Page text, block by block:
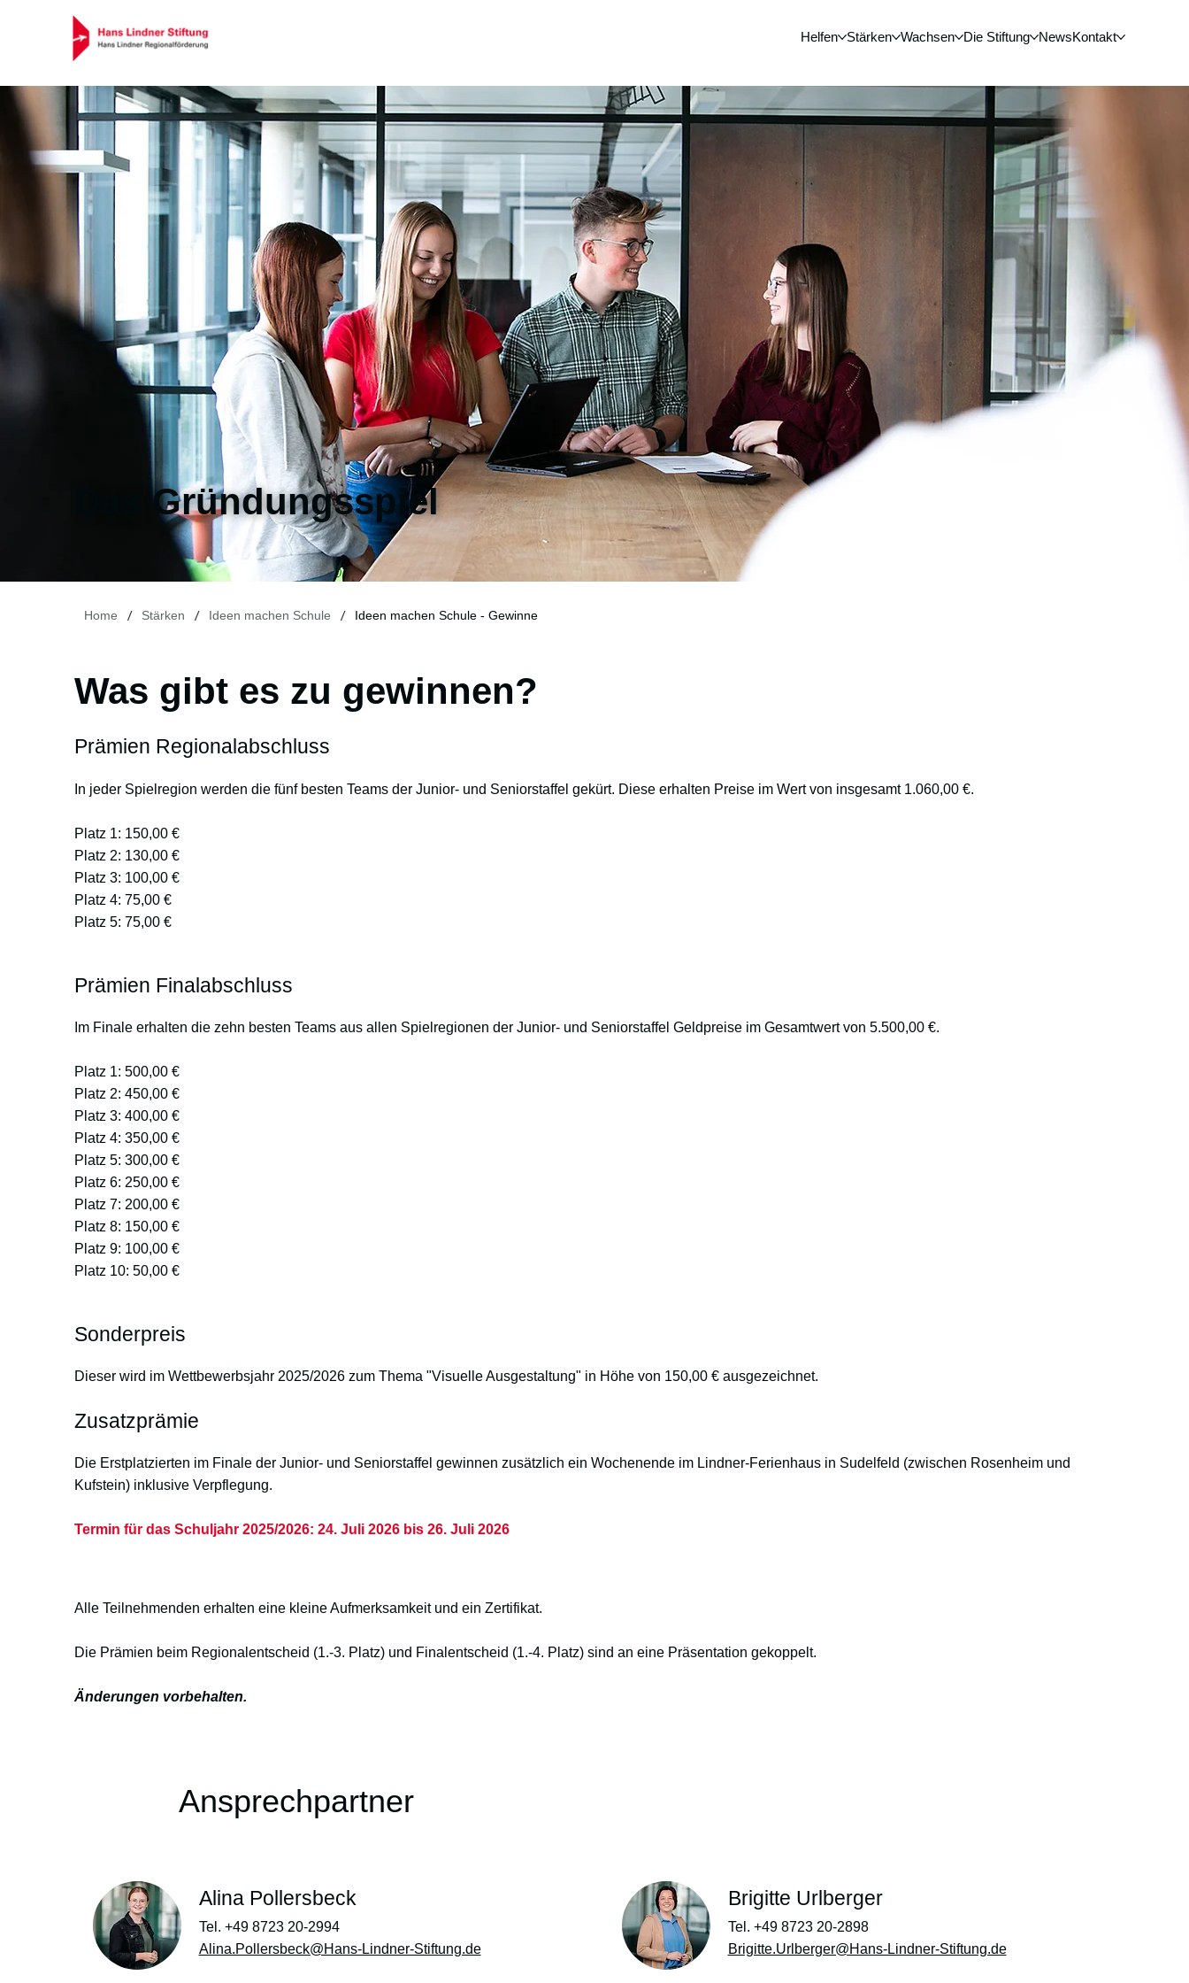
Helfen Stärken Wachsen Die Stiftung NewsKontakt
Das Gründungsspiel
Home / Stärken / Ideen machen Schule / Ideen machen Schule - Gewinne
Was gibt es zu gewinnen?
Prämien Regionalabschluss
In jeder Spielregion werden die fünf besten Teams der Junior- und Seniorstaffel gekürt. Diese erhalten Preise im Wert von insgesamt 1.060,00 €.
Platz 1: 150,00 €
Platz 2: 130,00 €
Platz 3: 100,00 €
Platz 4: 75,00 €
Platz 5: 75,00 €
Prämien Finalabschluss
Im Finale erhalten die zehn besten Teams aus allen Spielregionen der Junior- und Seniorstaffel Geldpreise im Gesamtwert von 5.500,00 €.
Platz 1: 500,00 €
Platz 2: 450,00 €
Platz 3: 400,00 €
Platz 4: 350,00 €
Platz 5: 300,00 €
Platz 6: 250,00 €
Platz 7: 200,00 €
Platz 8: 150,00 €
Platz 9: 100,00 €
Platz 10: 50,00 €
Sonderpreis
Dieser wird im Wettbewerbsjahr 2025/2026 zum Thema "Visuelle Ausgestaltung" in Höhe von 150,00 € ausgezeichnet.
Zusatzprämie
Die Erstplatzierten im Finale der Junior- und Seniorstaffel gewinnen zusätzlich ein Wochenende im Lindner-Ferienhaus in Sudelfeld (zwischen Rosenheim und
Kufstein) inklusive Verpflegung.
Termin für das Schuljahr 2025/2026: 24. Juli 2026 bis 26. Juli 2026
Alle Teilnehmenden erhalten eine kleine Aufmerksamkeit und ein Zertifikat.
Die Prämien beim Regionalentscheid (1.-3. Platz) und Finalentscheid (1.-4. Platz) sind an eine Präsentation gekoppelt.
Änderungen vorbehalten.
Ansprechpartner
Alina Pollersbeck
Tel. +49 8723 20-2994
Alina.Pollersbeck@Hans-Lindner-Stiftung.de
Brigitte Urlberger
Tel. +49 8723 20-2898
Brigitte.Urlberger@Hans-Lindner-Stiftung.de